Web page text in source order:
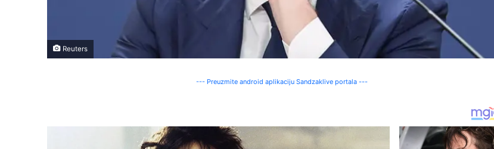
Reuters
--- Preuzmite android aplikaciju Sandzaklive portala ---